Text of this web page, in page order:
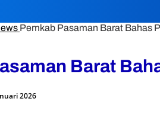
Pemkab Pasaman Barat Bahas
Barat
2026